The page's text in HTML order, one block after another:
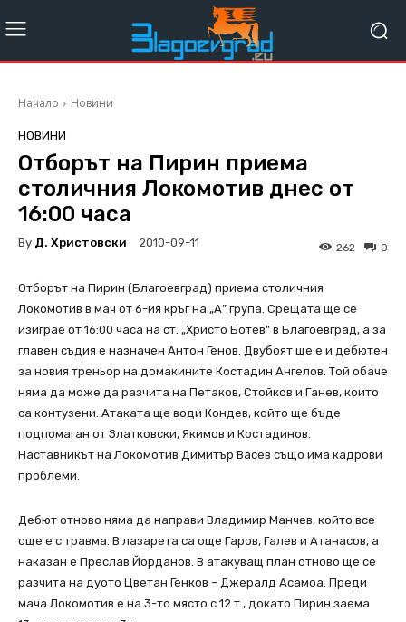
Начало Новини
НОВИНИ
Отборът на Пирин приема
столичния Локомотив днес от
16:00 часа
By Д. Христовски 2010-09-11 0
262
Отборът на Пирин (Благоевград) приема столичния
Локомотив в мач от 6-ия кръг на „А” група. Срещата ще се
изиграе от 16:00 часа на ст. „Христо Ботев” в Благоевград, а за
главен съдия е назначен Антон Генов. Двубоят ще е и дебютен
за новия треньор на домакините Костадин Ангелов. Той обаче
няма да може да разчита на Петаков, Стойков и Ганев, които
са контузени. Атаката ще води Кондев, който ще бъде
подпомаган от Златковски, Якимов и Костадинов.
Наставникът на Локомотив Димитър Васев също има кадрови
проблеми.
Дебют отново няма да направи Владимир Манчев, който все
още е с травма. В лазарета са още Гаров, Галев и Атанасов, а
наказан е Преслав Йорданов. В атакуващ план отново ще се
разчита на дуото Цветан Генков – Джералд Асамоа. Преди
мача Локомотив е на 3-то място с 12 т., докато Пирин заема